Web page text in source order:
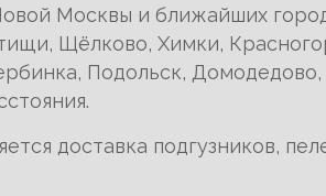
Москвы и ближайших
Щёлково, Химки,
Подольск,
доставка подгузников,